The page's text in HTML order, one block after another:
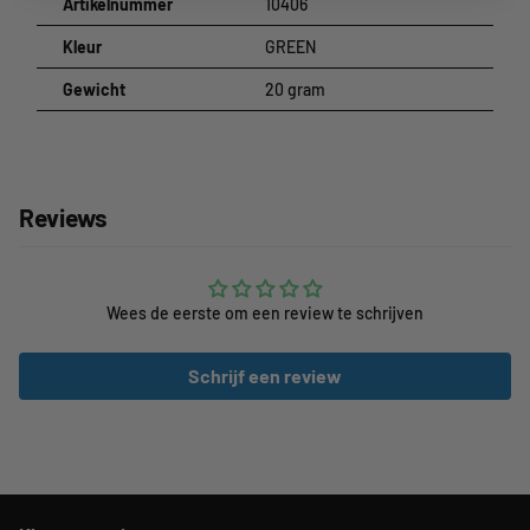
Kleur GREEN
Gewicht 20 gram
Reviews
Wees de eerste om een review te schrijven
Schrijf een review